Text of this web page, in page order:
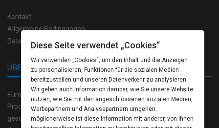
Kontakt
Allgemeine Bedingungen
Datenschutzvorschriften
ÜBER UNS
Europrint Bulgarien bietet eine breite Palette von hochwertigen
Produkten auf dem Gebiet der Polygraphie, sowie einen völlig
geschlossenen Zyklus der Produktion von der kreativen
Diese Seite verwendet „Cookies“
Wir verwenden „Cookies“, um den Inhalt und die Anzeigen
zu personalisieren, Funktionen für die sozialen Medien
bereitzustellen und unseren Datenverkehr zu analysieren.
Wir geben auch Information darüber, wie Sie unsere Website
nutzen, wie Sie mit den angeschlossenen sozialen Medien,
Werbepartnern und Analysepartnern umgehen;
möglicherweise ist diese Information mit anderer, von Ihnen